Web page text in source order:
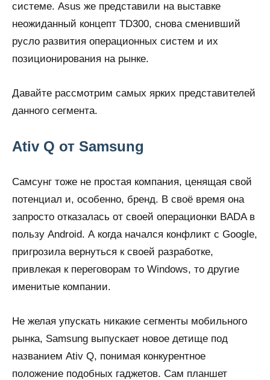
системе. Asus же представили на выставке
неожиданный концепт TD300, снова сменивший
русло развития операционных систем и их
позиционирования на рынке.
Давайте рассмотрим самых ярких представителей
данного сегмента.
Ativ Q от Samsung
Самсунг тоже не простая компания, ценящая свой
потенциал и, особенно, бренд. В своё время она
запросто отказалась от своей операционки BADA в
пользу Android. А когда начался конфликт с Google,
пригрозила вернуться к своей разработке,
привлекая к переговорам то Windows, то другие
именитые компании.
Не желая упускать никакие сегменты мобильного
рынка, Samsung выпускает новое детище под
названием Ativ Q, понимая конкурентное
положение подобных гаджетов. Сам планшет